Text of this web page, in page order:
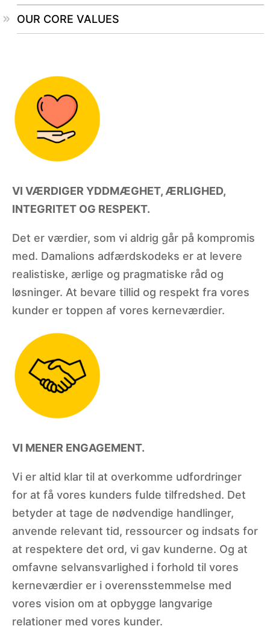
VI VÆRDIGER YDDMÆGHET, ÆRLIGHED,
INTEGRITET OG RESPEKT.
Det er værdier, som vi aldrig går på kompromis
med. Damalions adfærdskodeks er at levere
realistiske, ærlige og pragmatiske råd og
løsninger. At bevare tillid og respekt fra vores
kunder er toppen af vores kerneværdier.
VI MENER ENGAGEMENT.
Vi er altid klar til at overkomme udfordringer
for at få vores kunders fulde tilfredshed. Det
betyder at tage de nødvendige handlinger,
anvende relevant tid, ressourcer og indsats for
at respektere det ord, vi gav kunderne. Og at
omfavne selvansvarlighed i forhold til vores
kerneværdier er i overensstemmelse med
vores vision om at opbygge langvarige
relationer med vores kunder.
OUR CORE VALUES